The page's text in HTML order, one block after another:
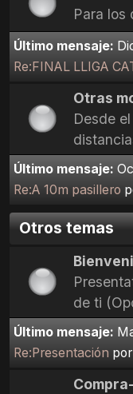
Para los
Último mensaje:
Re:FINAL LLIGA
Otras
Desde
Último mensaje:
Re:A 10m pasillero
Otros temas
de ti
Último mensaje:
Re:Presentación por